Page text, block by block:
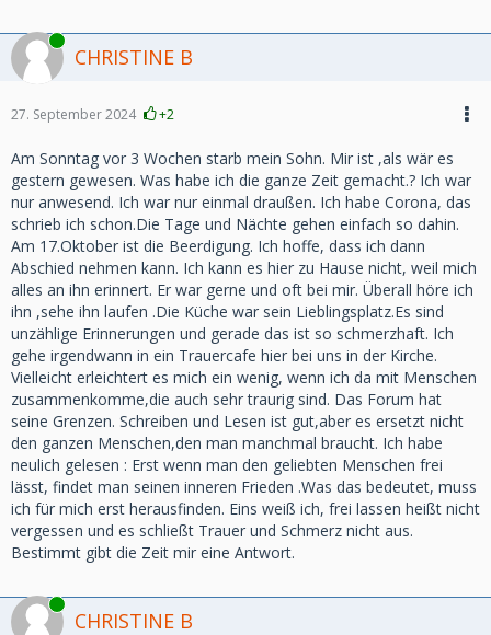
Online
CHRISTINE B
27. September 2024 +2
Am Sonntag vor 3 Wochen starb mein Sohn. Mir ist ,als wär es
gestern gewesen. Was habe ich die ganze Zeit gemacht.? Ich war
nur anwesend. Ich war nur einmal draußen. Ich habe Corona, das
schrieb ich schon.Die Tage und Nächte gehen einfach so dahin.
Am 17.Oktober ist die Beerdigung. Ich hoffe, dass ich dann
Abschied nehmen kann. Ich kann es hier zu Hause nicht, weil mich
alles an ihn erinnert. Er war gerne und oft bei mir. Überall höre ich
ihn ,sehe ihn laufen .Die Küche war sein Lieblingsplatz.Es sind
unzählige Erinnerungen und gerade das ist so schmerzhaft. Ich
gehe irgendwann in ein Trauercafe hier bei uns in der Kirche.
Vielleicht erleichtert es mich ein wenig, wenn ich da mit Menschen
zusammenkomme,die auch sehr traurig sind. Das Forum hat
seine Grenzen. Schreiben und Lesen ist gut,aber es ersetzt nicht
den ganzen Menschen,den man manchmal braucht. Ich habe
neulich gelesen : Erst wenn man den geliebten Menschen frei
lässt, findet man seinen inneren Frieden .Was das bedeutet, muss
ich für mich erst herausfinden. Eins weiß ich, frei lassen heißt nicht
vergessen und es schließt Trauer und Schmerz nicht aus.
Bestimmt gibt die Zeit mir eine Antwort.
Online
CHRISTINE B